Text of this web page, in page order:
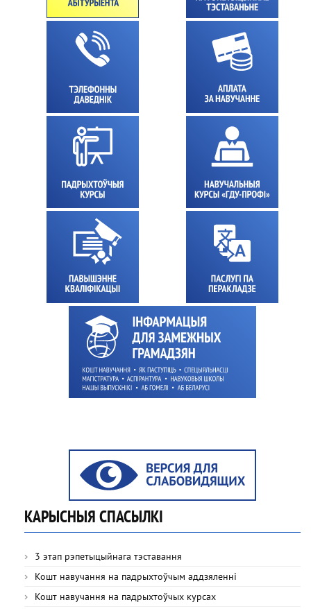
КАРЫСНЫЯ СПАСЫЛКІ
3 этап рэпетыцыйнага тэставання
Кошт навучання на падрыхтоўчым аддзяленні
Кошт навучання на падрыхтоўчых курсах